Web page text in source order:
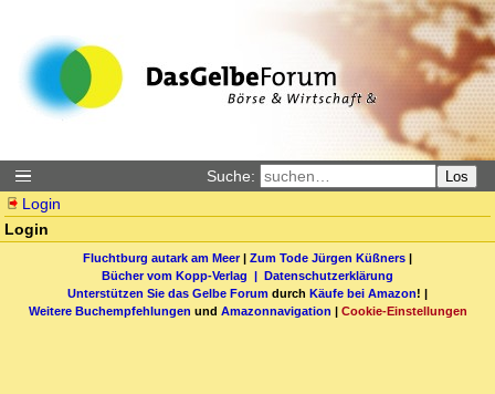
Suche: Los
Login
Login
Fluchtburg autark am Meer| Zum Tode Jürgen Küßners |
Bücher vom Kopp-Verlag | Datenschutzerklärung
Unterstützen Sie das Gelbe Forum durch Käufe bei Amazon! |
Weitere Buchempfehlungen und Amazonnavigation | Cookie-Einstellungen